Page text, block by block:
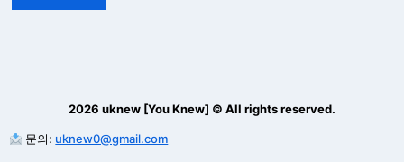
2026 uknew [You Knew] © All rights reserved.
문의: uknew0@gmail.com